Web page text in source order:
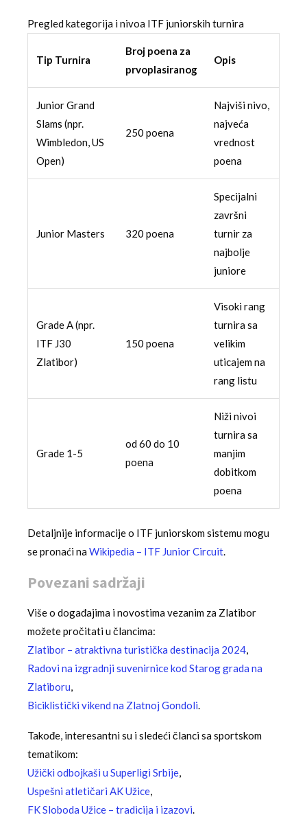
Pregled kategorija i nivoa ITF juniorskih turnira
Tip Turnira
Broj poena za
prvoplasiranog
Opis
Junior Grand
Slams (npr.
Wimbledon, US
Open)
250 poena
Najviši nivo,
najveća
vrednost
poena
Junior Masters 320 poena
Specijalni
završni
turnir za
najbolje
juniore
Grade A (npr.
ITF J30
Zlatibor)
150 poena
Visoki rang
turnira sa
velikim
uticajem na
rang listu
Grade 1-5
od 60 do 10
poena
Niži nivoi
turnira sa
manjim
dobitkom
poena
Detaljnije informacije o ITF juniorskom sistemu mogu
se pronaći naWikipedia – ITF Junior Circuit.
Povezani sadržaji
Više o događajima i novostima vezanim za Zlatibor
možete pročitati u člancima:
Zlatibor – atraktivna turistička destinacija 2024,
Radovi na izgradnji suvenirnice kod Starog grada na
Zlatiboru,
Biciklistički vikend na Zlatnoj Gondoli.
Takođe, interesantni su i sledeći članci sa sportskom
tematikom:
Užički odbojkaši u Superligi Srbije,
Uspešni atletičari AK Užice,
FK Sloboda Užice – tradicija i izazovi.